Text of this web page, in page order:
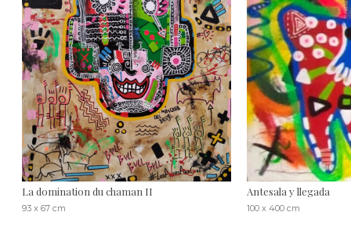
La domination du chaman II
93 x 67 cm
Antesala y llegada
100 x 400 cm